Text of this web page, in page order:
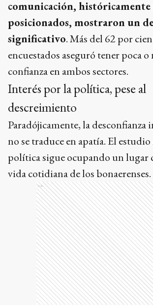
comunicación,
posicionados, mostraron un
significativo. Más del 62 por
encuestados aseguró tener poca
confianza en ambos sectores.
Interés por la política, pese al
descreimiento
Paradójicamente, la
no se traduce en apatía. El
política sigue ocupando un lugar
vida cotidiana de los bonaerenses.
Ads